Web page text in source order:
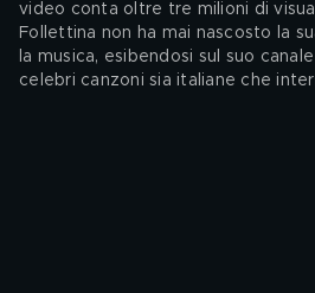
video conta oltre tre milioni di
Follettina non ha mai nascosto la
la musica, esibendosi sul suo
celebri canzoni sia italiane che